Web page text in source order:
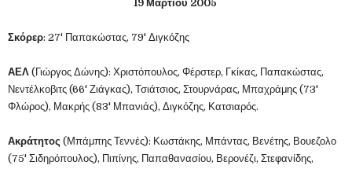
19 Μαρτίου 2005
Σκόρερ: 27' Παπακώστας, 79' Διγκόζης
ΑΕΛ (Γιώργος Δώνης): Χριστόπουλος, Φέρστερ, Γκίκας, Παπακώστας,
Νεντέλκοβιτς (66' Ζιάγκας), Τσιάτσιος, Στουρνάρας, Μπαχράμης (73'
Φλώρος), Μακρής (83' Μπανιάς), Διγκόζης, Κατσιαρός.
Ακράτητος (Μπάμπης Τεννές): Κωστάκης, Μπάντας, Βενέτης, Βουεζολο
(75' Σιδηρόπουλος), Πιπίνης, Παπαθανασίου, Βερονέζι, Στεφανίδης,